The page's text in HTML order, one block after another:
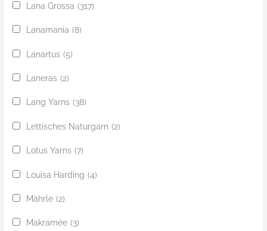
Lana Grossa (317)
Lanamania (8)
Lanartus (5)
Laneras (2)
Lang Yarns (38)
Lettisches Naturgarn (2)
Lotus Yarns (7)
Louisa Harding (4)
Mährle (2)
Makramée (3)